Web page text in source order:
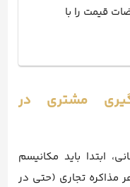
قیمت را با
مشتری در
ابتدا باید مکانیسم
مذاکره تجاری (حتی در